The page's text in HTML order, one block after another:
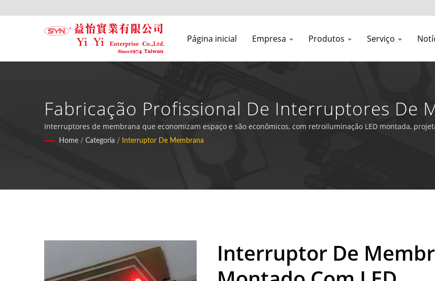
Página inicial Empresa Produtos Serviço
Fabricação Profissional De Interruptores De
Retroiluminação Integrada
Interruptores de membrana que economizam espaço e são econômicos, com retroiluminação LED montada,
com tecnologia avançada de filme guia de luz.
Home / Categoria / Interruptor De Membrana
Interruptor De